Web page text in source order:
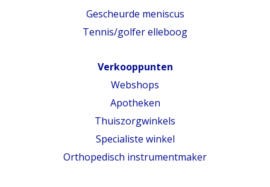
Gescheurde meniscus
Tennis/golfer elleboog
Verkooppunten
Webshops
Apotheken
Thuiszorgwinkels
Specialiste winkel
Orthopedisch instrumentmaker